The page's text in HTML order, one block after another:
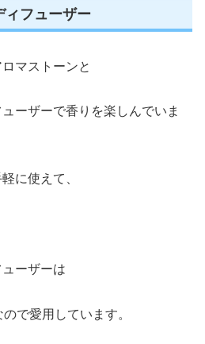
ィフューザー
マストーンと
ーザーで香りを楽しんでいま
に使えて、
ーザーは
で愛用しています。